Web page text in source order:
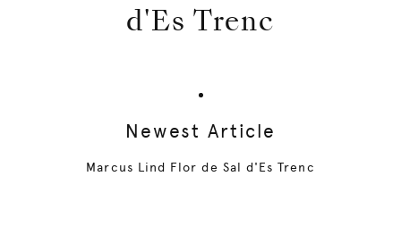
d'Es Trenc
Newest Article
Marcus Lind Flor de Sal d'Es Trenc